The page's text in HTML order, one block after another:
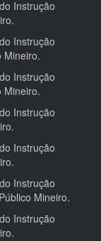
Instrução
Instrução
Mineiro.
Instrução
Mineiro.
Instrução
Instrução
Instrução
Mineiro.
Instrução